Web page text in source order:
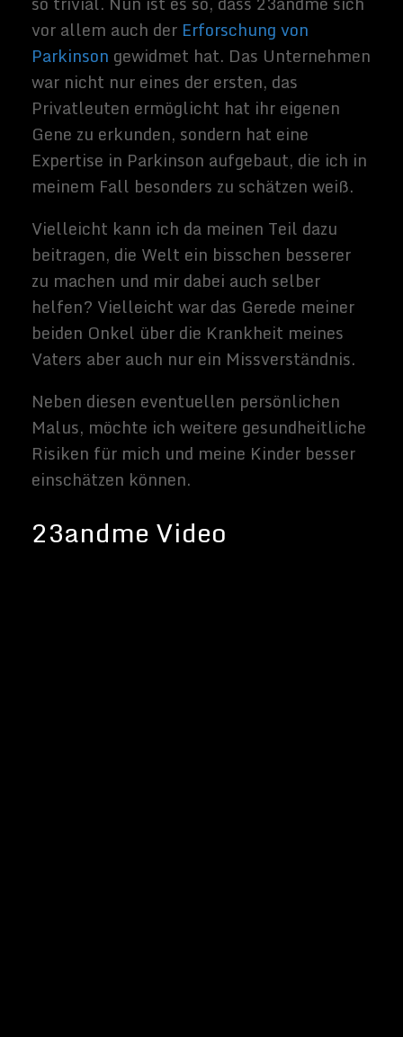
Fiction Filme
und alles was
sich rund um
Technik und
Weltraum
dreht.